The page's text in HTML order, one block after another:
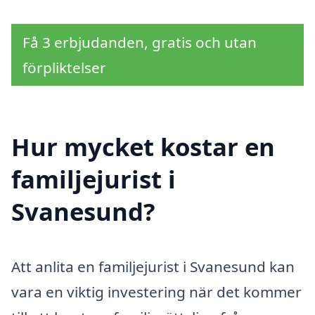
Få 3 erbjudanden, gratis och utan
förpliktelser
Hur mycket kostar en
familjejurist i
Svanesund?
Att anlita en familjejurist i Svanesund kan
vara en viktig investering när det kommer